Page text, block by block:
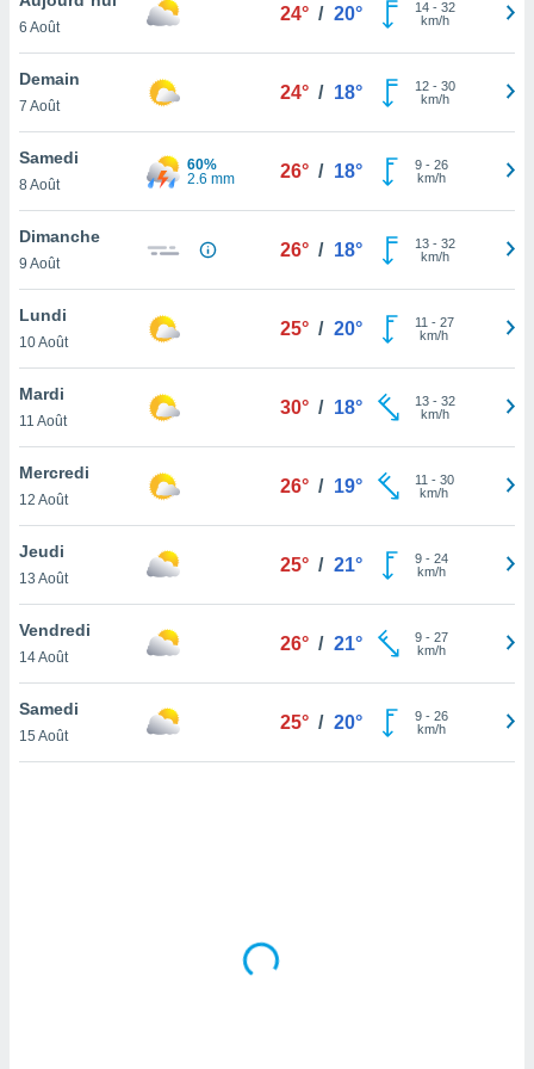
et
»,
au
vous
qu'ils
ou
le
ainsi
un
la
du
en
de
6 Août
24° / 20° 14- 32
km/h
Demain
7 Août
24° / 18° 12- 30
km/h
Samedi
8 Août
60%
2.6 mm
26° / 18° 9- 26
km/h
Dimanche
9 Août
26° / 18° 13- 32
km/h
Lundi
10 Août
25° / 20° 11 - 27
km/h
Mardi
11 Août
30° / 18° 13- 32
km/h
Mercredi
12 Août
26° / 19° 11 - 30
km/h
Jeudi
13 Août
25° / 21° 9- 24
km/h
Vendredi
14 Août
26° / 21° 9- 27
km/h
Samedi
15 Août
25° / 20° 9- 26
km/h